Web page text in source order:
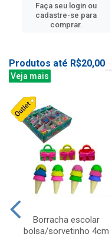
Faça seu login ou
cadastre-se para
comprar.
Produtos até R$20,00
Veja mais
Borracha escolar
bolsa/sorvetinho 4cm